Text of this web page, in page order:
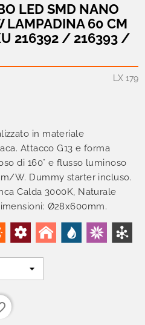
LED SMD NANO
LAMPADINA 60 CM
216392 / 216393 /
LX 179
in materiale
Attacco G13 e forma
di 160° e flusso luminoso
W. Dummy starter incluso.
Calda 3000K, Naturale
Ø28x600mm.